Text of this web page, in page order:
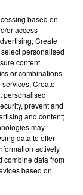
de chatelain
de « Love
based on
or access
Create
personalised
content
or combinations
Create
personalised
prevent and
and content;
may
data to offer
actively
combine data from
based on